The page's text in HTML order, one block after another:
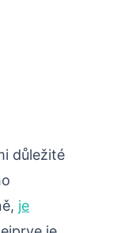
důležité
je